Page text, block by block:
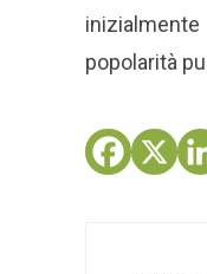
popolarità